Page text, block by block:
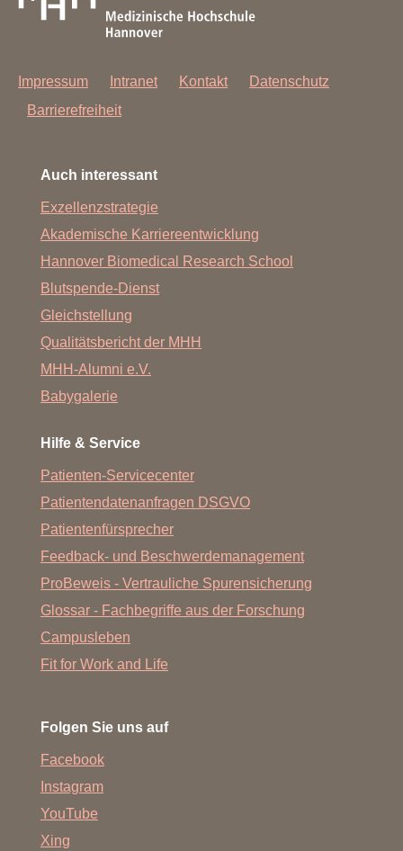
Impressum Intranet Kontakt
Datenschutz
Barrierefreiheit
Auch interessant
Exzellenzstrategie
Akademische Karriereentwicklung
Hannover Biomedical Research School
Blutspende-Dienst
Gleichstellung
Qualitätsbericht der MHH
MHH-Alumni e.V.
Babygalerie
Hilfe & Service
Patienten-Servicecenter
Patientendatenanfragen DSGVO
Patientenfürsprecher
Feedback- und Beschwerdemanagement
ProBeweis - Vertrauliche Spurensicherung
Glossar - Fachbegriffe aus der Forschung
Campusleben
Fit for Work and Life
Folgen Sie uns auf
Facebook
Instagram
YouTube
Xing